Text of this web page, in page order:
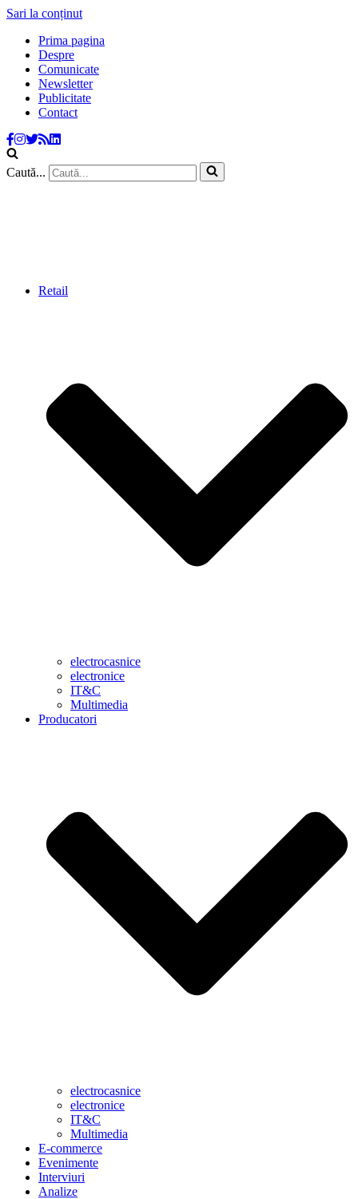
Sari la conținut
Prima pagina
Despre
Comunicate
Newsletter
Publicitate
Contact
Caută...
Retail
electrocasnice
electronice
IT&C
Multimedia
Producatori
electrocasnice
electronice
IT&C
Multimedia
E-commerce
Evenimente
Interviuri
Analize